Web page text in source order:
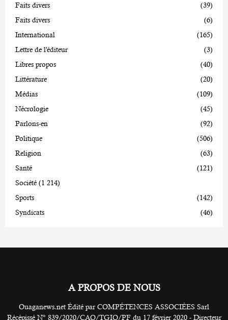
Faits divers
(39)
Faits divers
(6)
International
(165)
Lettre de l'éditeur
(3)
Libres propos
(40)
Littérature
(20)
Médias
(109)
Nécrologie
(45)
Parlons-en
(92)
Politique
(506)
Religion
(63)
Santé
(121)
Société (1 214)
Sports
(142)
Syndicats
(46)
A PROPOS DE NOUS
Ouaganews.net Édité par COMPÉTENCES ASSOCIÉES Sarl
Récépissé N° 839/2020/CAO/TGIO/PF du 17 février 2020 - Directeur